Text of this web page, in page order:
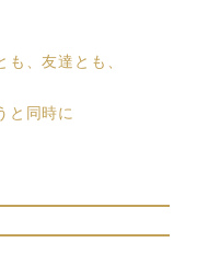
、友達とも、
と同時に